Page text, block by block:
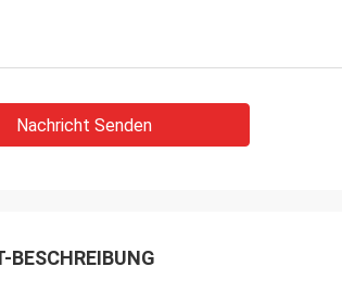
Nachricht Senden
BESCHREIBUNG